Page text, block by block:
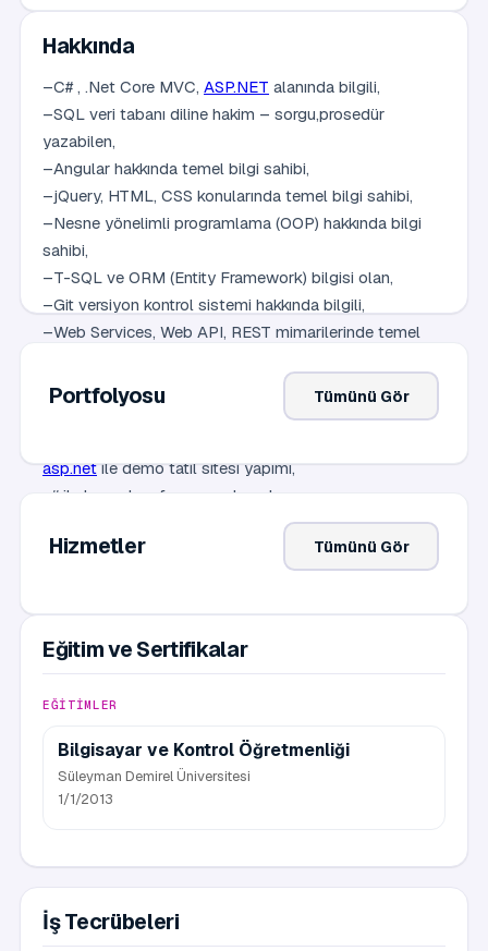
Hakkında
–C# , .Net Core MVC, ASP.NET alanında bilgili,
–SQL veri tabanı diline hakim – sorgu,prosedür
yazabilen,
–Angular hakkında temel bilgi sahibi,
–jQuery, HTML, CSS konularında temel bilgi sahibi,
–Nesne yönelimli programlama (OOP) hakkında bilgi
sahibi,
–T-SQL ve ORM (Entity Framework) bilgisi olan,
–Git versiyon kontrol sistemi hakkında bilgili,
–Web Services, Web API, REST mimarilerinde temel
çalışacağım
kuruma fayda sağlayabilmek adına yeni kariyer
asp.netile demo tatil sitesi yapımı,
c# ile konsol ve form uygulamaları yapımı,
mssql ile sorgu yazma & trigger yazma ve prosedür
yazabilme
Portfolyosu Tümünü Gör
Hizmetler Tümünü Gör
Eğitim ve Sertifikalar
EĞITIMLER
Bilgisayar ve Kontrol Öğretmenliği
Süleyman Demirel Üniversitesi
1/1/2013
İş Tecrübeleri